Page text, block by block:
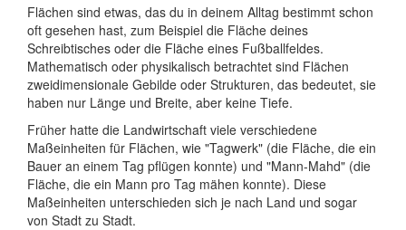
Flächen sind etwas, das du in deinem Alltag bestimmt schon
oft gesehen hast, zum Beispiel die Fläche deines
Schreibtisches oder die Fläche eines Fußballfeldes.
Mathematisch oder physikalisch betrachtet sind Flächen
zweidimensionale Gebilde oder Strukturen, das bedeutet, sie
haben nur Länge und Breite, aber keine Tiefe.
Früher hatte die Landwirtschaft viele verschiedene
Maßeinheiten für Flächen, wie "Tagwerk" (die Fläche, die ein
Bauer an einem Tag pflügen konnte) und "Mann-Mahd" (die
Fläche, die ein Mann pro Tag mähen konnte). Diese
Maßeinheiten unterschieden sich je nach Land und sogar
von Stadt zu Stadt.